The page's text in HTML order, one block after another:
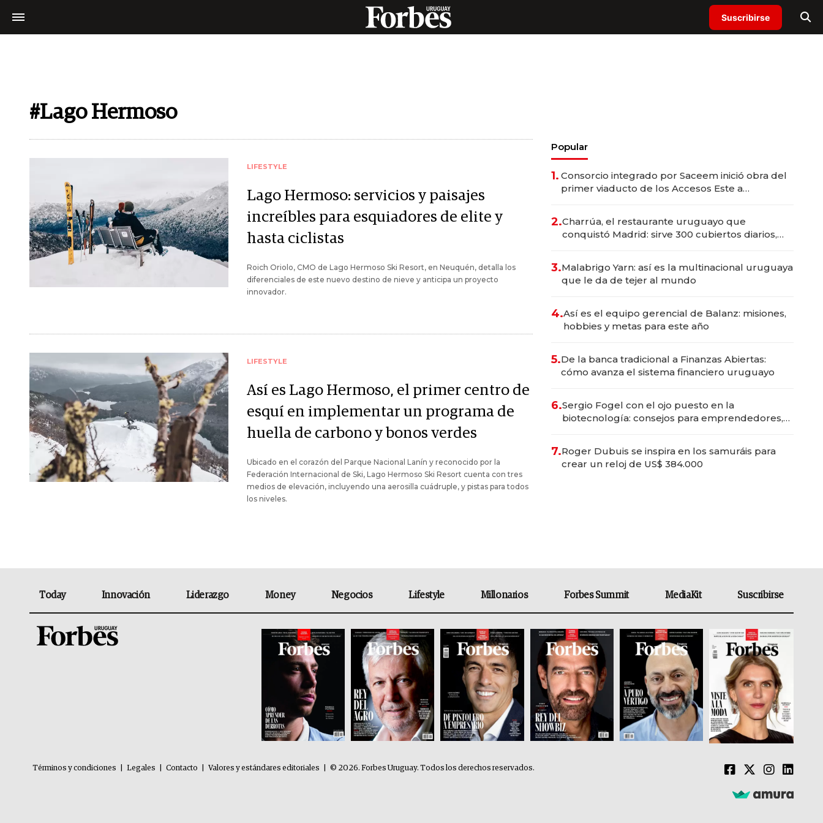
Suscribirse
#Lago Hermoso
LIFESTYLE
Lago Hermoso: servicios y paisajes
increíbles para esquiadores de elite y
hasta ciclistas
Roich Oriolo, CMO de Lago Hermoso Ski Resort, en Neuquén, detalla los
diferenciales de este nuevo destino de nieve y anticipa un proyecto
innovador.
LIFESTYLE
Así es Lago Hermoso, el primer centro de
esquí en implementar un programa de
huella de carbono y bonos verdes
Ubicado en el corazón del Parque Nacional Lanín y reconocido por la
Federación Internacional de Ski, Lago Hermoso Ski Resort cuenta con tres
medios de elevación, incluyendo una aerosilla cuádruple, y pistas para todos
los niveles.
Popular
1. Consorcio integrado por Saceem inició obra del
primer viaducto de los Accesos Este a
2.Charrúa, el restaurante uruguayo que
conquistó Madrid: sirve 300 cubiertos diarios,
3.Malabrigo Yarn: así es la multinacional uruguaya
que le da de tejer al mundo
4.Así es el equipo gerencial de Balanz: misiones,
hobbies y metas para este año
5.De la banca tradicional a Finanzas Abiertas:
cómo avanza el sistema financiero uruguayo
6.Sergio Fogel con el ojo puesto en la
biotecnología: consejos para emprendedores,
7.Roger Dubuis se inspira en los samuráis para
crear un reloj de US$ 384.000
Today Innovación Liderazgo Money Negocios Lifestyle Millonarios Forbes Summit MediaKit Suscribirse
Términos y condiciones Legales Contacto Valores y estándares editoriales © 2026. Forbes Uruguay. Todos los derechos reservados.